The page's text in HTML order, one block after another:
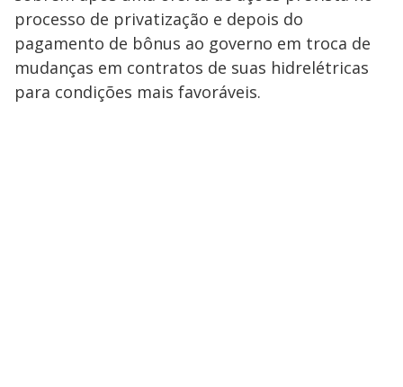
processo de privatização e depois do
pagamento de bônus ao governo em troca de
mudanças em contratos de suas hidrelétricas
para condições mais favoráveis.